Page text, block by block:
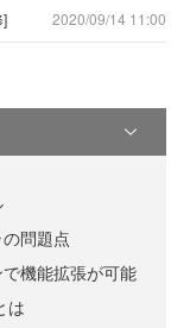
] 2020/09/14 11:00
問題点
機能拡張が可能
は